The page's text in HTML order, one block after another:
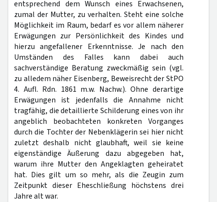
entsprechend dem Wunsch eines Erwachsenen,
zumal der Mutter, zu verhalten. Steht eine solche
Möglichkeit im Raum, bedarf es vor allem näherer
Erwägungen zur Persönlichkeit des Kindes und
hierzu angefallener Erkenntnisse. Je nach den
Umständen des Falles kann dabei auch
sachverständige Beratung zweckmäßig sein (vgl.
zu alledem näher Eisenberg, Beweisrecht der StPO
4. Aufl. Rdn. 1861 m.w. Nachw.). Ohne derartige
Erwägungen ist jedenfalls die Annahme nicht
tragfähig, die detaillierte Schilderung eines von ihr
angeblich beobachteten konkreten Vorganges
durch die Tochter der Nebenklägerin sei hier nicht
zuletzt deshalb nicht glaubhaft, weil sie keine
eigenständige Äußerung dazu abgegeben hat,
warum ihre Mutter den Angeklagten geheiratet
hat. Dies gilt um so mehr, als die Zeugin zum
Zeitpunkt dieser Eheschließung höchstens drei
Jahre alt war.